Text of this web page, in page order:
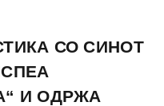
СО СИНОТ
И ОДРЖА